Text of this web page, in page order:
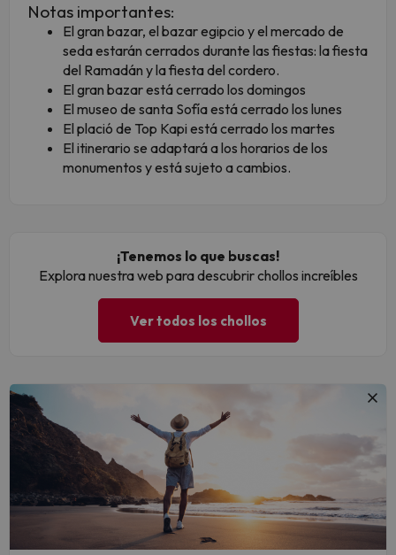
Notas importantes:
El gran bazar, el bazar egipcio y el mercado de
seda estarán cerrados durante las fiestas: la fiesta
del Ramadán y la fiesta del cordero.
El gran bazar está cerrado los domingos
El museo de santa Sofía está cerrado los lunes
El plació de Top Kapi está cerrado los martes
El itinerario se adaptará a los horarios de los
monumentos y está sujeto a cambios.
¡Tenemos lo que buscas!
Explora nuestra web para descubrir chollos increíbles
Ver todos los chollos